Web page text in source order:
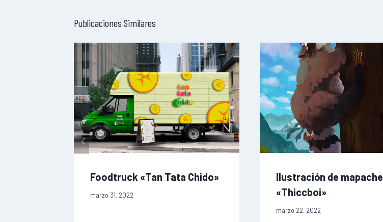
Publicaciones Similares
Foodtruck «Tan Tata Chido»
marzo 31, 2022
Ilustración de mapache
«Thiccboi»
marzo 22, 2022